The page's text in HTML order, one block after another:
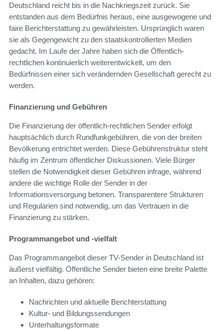
Deutschland reicht bis in die Nachkriegszeit zurück. Sie
entstanden aus dem Bedürfnis heraus, eine ausgewogene und
faire Berichterstattung zu gewährleisten. Ursprünglich waren
sie als Gegengewicht zu den staatskontrollierten Medien
gedacht. Im Laufe der Jahre haben sich die Öffentlich-
rechtlichen kontinuierlich weiterentwickelt, um den
Bedürfnissen einer sich verändernden Gesellschaft gerecht zu
werden.
Finanzierung und Gebühren
Die Finanzierung der öffentlich-rechtlichen Sender erfolgt
hauptsächlich durch Rundfunkgebühren, die von der breiten
Bevölkerung entrichtet werden. Diese Gebührenstruktur steht
häufig im Zentrum öffentlicher Diskussionen. Viele Bürger
stellen die Notwendigkeit dieser Gebühren infrage, während
andere die wichtige Rolle der Sender in der
Informationsversorgung betonen. Transparentere Strukturen
und Regularien sind notwendig, um das Vertrauen in die
Finanzierung zu stärken.
Programmangebot und -vielfalt
Das Programmangebot dieser TV-Sender in Deutschland ist
äußerst vielfältig. Öffentliche Sender bieten eine breite Palette
an Inhalten, dazu gehören:
Nachrichten und aktuelle Berichterstattung
Kultur- und Bildungssendungen
Unterhaltungsformate